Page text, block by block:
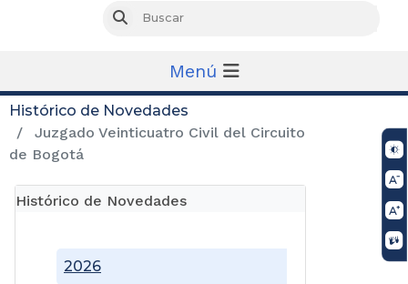
Buscar
Menú
Histórico de Novedades
Juzgado Veinticuatro Civil del Circuito
de Bogotá
Histórico de Novedades
2026